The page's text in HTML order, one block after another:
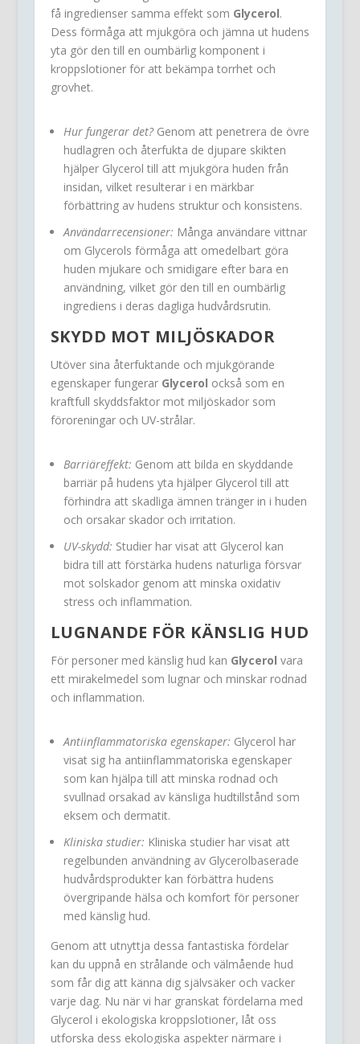
få ingredienser samma effekt som Glycerol.
Dess förmåga att mjukgöra och jämna ut hudens
yta gör den till en oumbärlig komponent i
kroppslotioner för att bekämpa torrhet och
grovhet.
Hur fungerar det?Genom att penetrera de övre
hudlagren och återfukta de djupare skikten
hjälper Glycerol till att mjukgöra huden från
insidan, vilket resulterar i en märkbar
förbättring av hudens struktur och konsistens.
Användarrecensioner: Många användare vittnar
om Glycerols förmåga att omedelbart göra
huden mjukare och smidigare efter bara en
användning, vilket gör den till en oumbärlig
ingrediens i deras dagliga hudvårdsrutin.
SKYDD MOT MILJÖSKADOR
Utöver sina återfuktande och mjukgörande
egenskaper fungerar Glycerol också som en
kraftfull skyddsfaktor mot miljöskador som
föroreningar och UV-strålar.
Barriäreffekt: Genom att bilda en skyddande
barriär på hudens yta hjälper Glycerol till att
förhindra att skadliga ämnen tränger in i huden
och orsakar skador och irritation.
UV-skydd: Studier har visat att Glycerol kan
bidra till att förstärka hudens naturliga försvar
mot solskador genom att minska oxidativ
stress och inflammation.
LUGNANDE FÖR KÄNSLIG HUD
För personer med känslig hud kan Glycerol vara
ett mirakelmedel som lugnar och minskar rodnad
och inflammation.
Antiinflammatoriska egenskaper: Glycerol har
visat sig ha antiinflammatoriska egenskaper
som kan hjälpa till att minska rodnad och
svullnad orsakad av känsliga hudtillstånd som
eksem och dermatit.
Kliniska studier: Kliniska studier har visat att
regelbunden användning av Glycerolbaserade
hudvårdsprodukter kan förbättra hudens
övergripande hälsa och komfort för personer
med känslig hud.
Genom att utnyttja dessa fantastiska fördelar
kan du uppnå en strålande och välmående hud
som får dig att känna dig självsäker och vacker
varje dag. Nu när vi har granskat fördelarna med
Glycerol i ekologiska kroppslotioner, låt oss
utforska dess ekologiska aspekter närmare i